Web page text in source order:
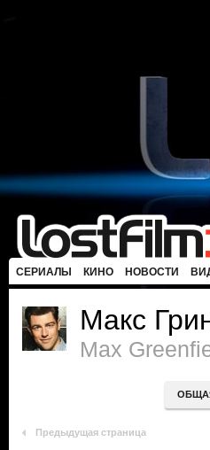
СЕРИАЛЫ КИНО НОВОСТИ
Макс
Max
Предыдущая страница